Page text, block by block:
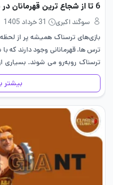
6 تا از شجاع ترین قهرمانان در بازی‌های ترسناک
سوگند اکبری
31 خرداد 1405
بازی‌های ترسناک همیشه پر از
ترس ها، قهرمانانی وجود دارند
ترسناک روبه‌رو می شوند.
معرفی کردند که…
بیشتر